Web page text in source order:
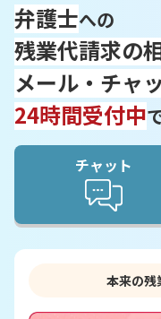
弁護士への
残業代請求の
メール・チャ
24時間受付中
チャット
本来の残